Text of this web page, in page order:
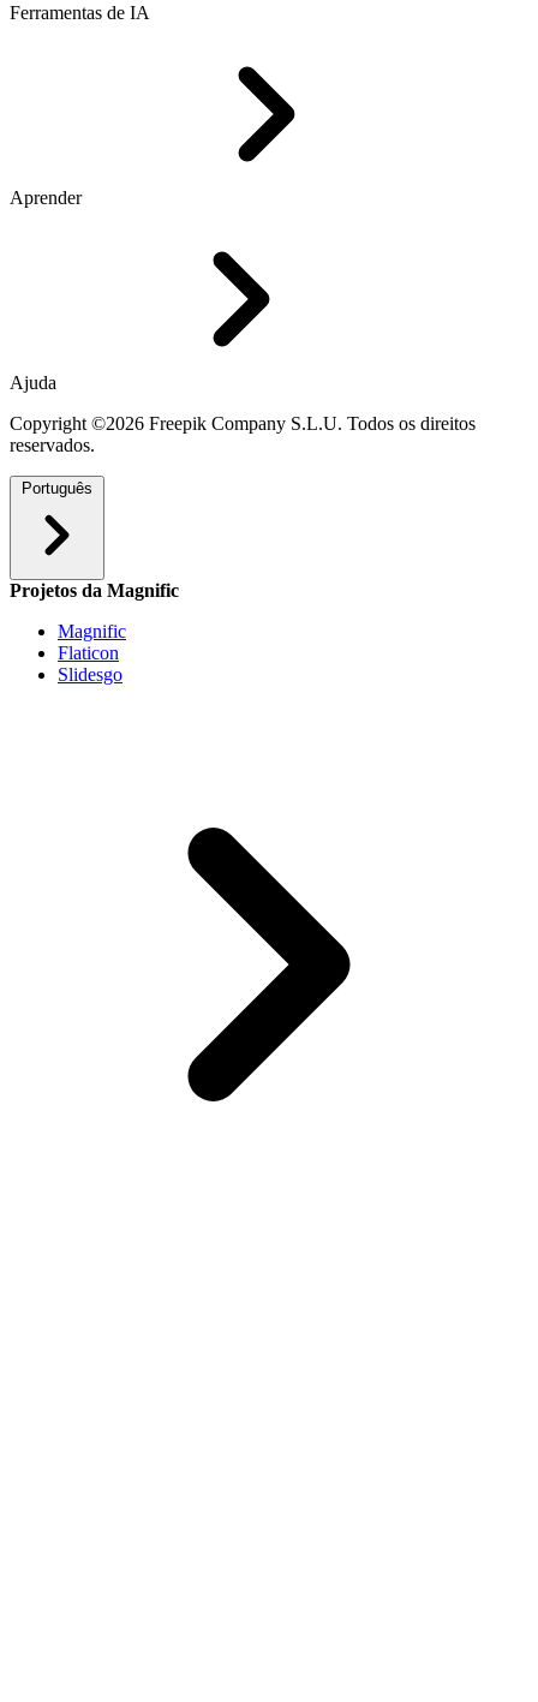
Ferramentas de IA
Aprender
Ajuda
Copyright ©2026 Freepik Company S.L.U. Todos os direitos
reservados.
Português
Projetos da Magnific
Magnific
Flaticon
Slidesgo